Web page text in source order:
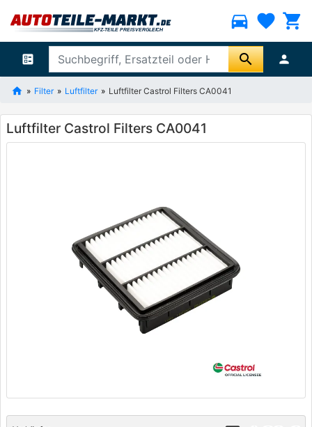
directions_car favorite shopping_cart
ballot search person
Filter Luftfilter Luftfilter Castrol Filters CA0041
Luftfilter Castrol Filters CA0041